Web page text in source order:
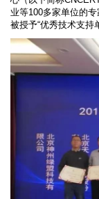
业等100多家单位的
被授予“优秀技术支持